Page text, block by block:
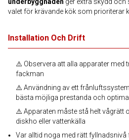
valet för krävande kök som prioriterar
Installation Och Drift
⚠️ Observera att alla apparater med
fackman
⚠️ Användning av ett
bästa möjliga prestanda och
⚠️ Apparaten måste stå helt vågrätt
diskho eller vattenkälla
Var alltid noga med rätt